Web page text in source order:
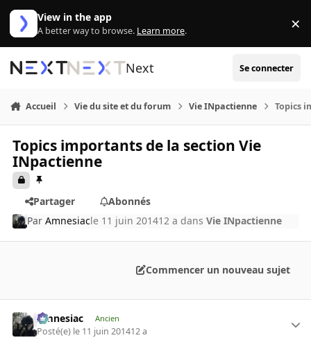
Aller au contenu
View in the app
A better way to browse. Learn more. ×
Next Se connecter
Accueil Vie du site et du forum Vie INpactienne Topics
Topics importants de la section Vie
INpactienne
Partager
Abonnés
ParAmnesiacle 11 juin 201412 a dansVie INpactienne
Commencer un nouveau sujet
Amnesiac Ancien
Posté(e) le 11 juin 201412 a